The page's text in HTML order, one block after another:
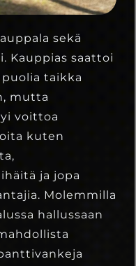
sekä
Kauppias saattoi
taikka
mutta
voittoa
kuten
ja jopa
Molemmilla
hallussaan